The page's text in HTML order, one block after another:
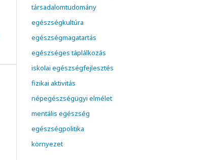
társadalomtudomány
egészségkultúra
egészségmagatartás
egészséges táplálkozás
iskolai egészségfejlesztés
fizikai aktivitás
népegészségügyi elmélet
mentális egészség
egészségpolitika
környezet